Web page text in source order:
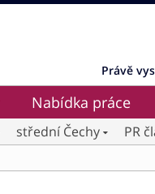
Právě
Nabídka práce
střední Čechy PR